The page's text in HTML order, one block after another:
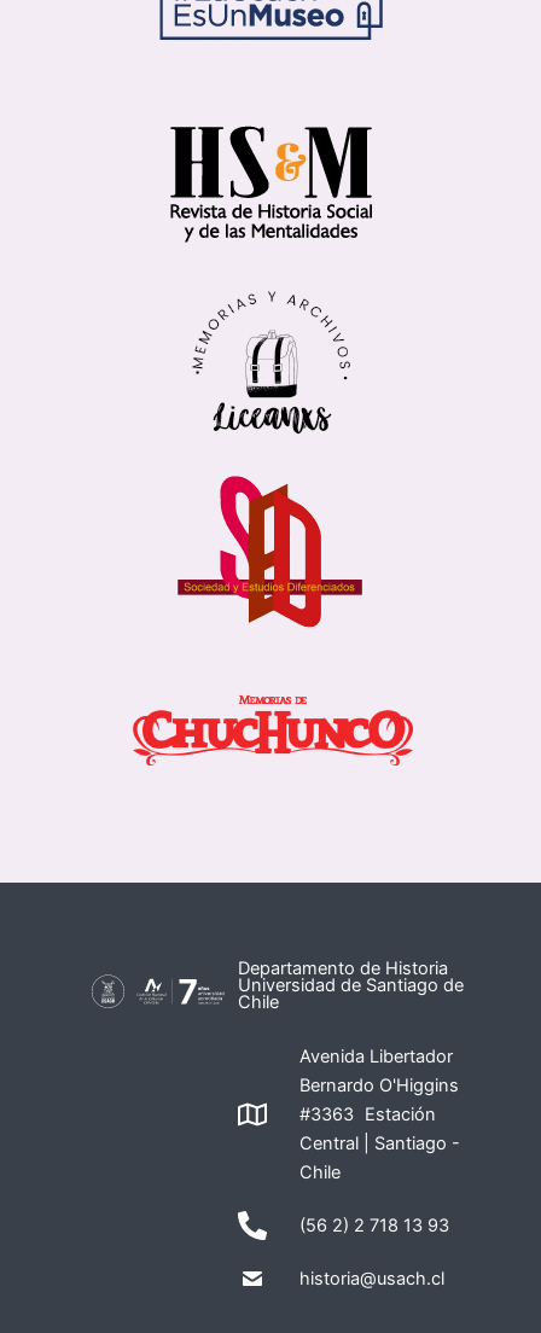
Departamento de Historia
Universidad de Santiago de
Chile
Avenida Libertador
Bernardo O'Higgins
#3363 Estación
Central | Santiago -
Chile
(56 2) 2 718 13 93
historia@usach.cl